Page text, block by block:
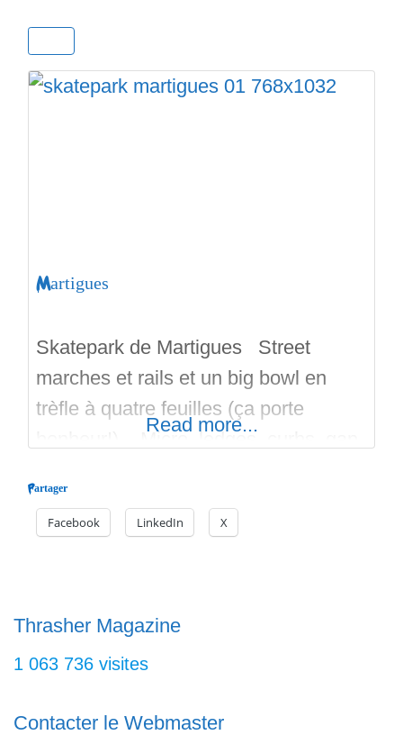
Martigues
Skatepark de Martigues Street
marches et rails et un big bowl en
trèfle à quatre feuilles (ça porte
bonheur!). Micro, ledges, curbs, gap,
pas à mater les vidéos, utilisez la map
et regardez les autres skateparks du
Read more...
Partager
Facebook LinkedIn X
Thrasher Magazine
1 063 736 visites
Contacter le Webmaster